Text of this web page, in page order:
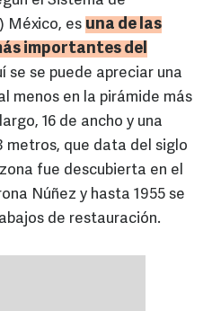
México, es una de las
importantes del
se se puede apreciar una
menos en la pirámide más
16 de ancho y una
metros, que data del siglo
fue descubierta en el
Núñez y hasta 1955 se
de restauración.